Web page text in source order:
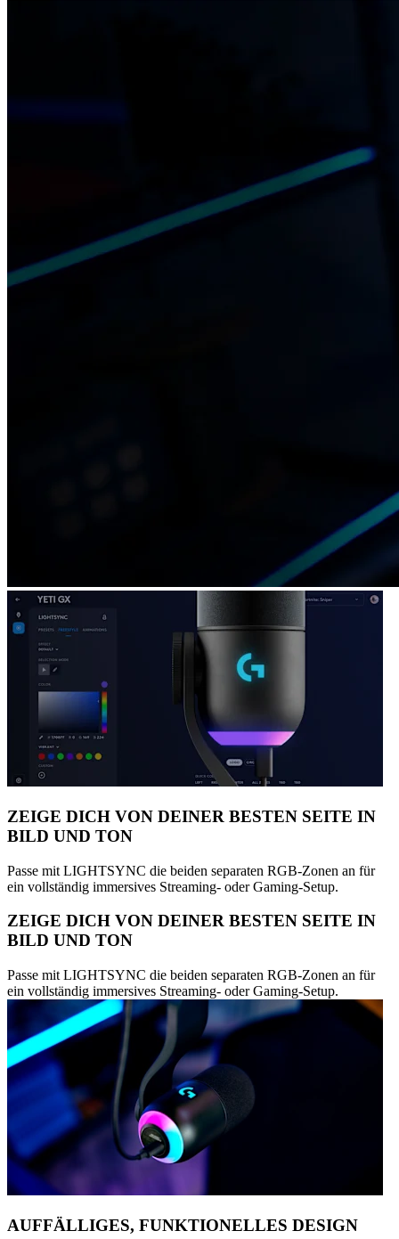
ZEIGE DICH VON DEINER BESTEN SEITE IN
BILD UND TON
Passe mit LIGHTSYNC die beiden separaten RGB-Zonen an für
ein vollständig immersives Streaming- oder Gaming-Setup.
ZEIGE DICH VON DEINER BESTEN SEITE IN
BILD UND TON
Passe mit LIGHTSYNC die beiden separaten RGB-Zonen an für
ein vollständig immersives Streaming- oder Gaming-Setup.
AUFFÄLLIGES, FUNKTIONELLES DESIGN